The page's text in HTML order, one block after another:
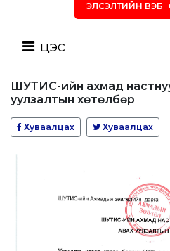
ЭЛСЭЛТИЙН ВЭБ
цэс
ШУТИС-ийн ахмад
уулзалтын хөтөлбөр
Хуваалцах Хуваалцах